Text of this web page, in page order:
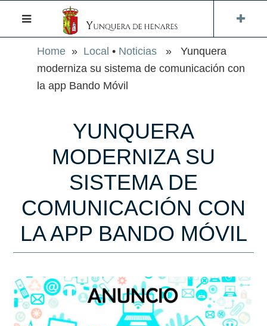
Home » Local • Noticias » Yunquera
moderniza su sistema de comunicación con
la app Bando Móvil
YUNQUERA
MODERNIZA SU
SISTEMA DE
COMUNICACIÓN CON
LA APP BANDO MÓVIL